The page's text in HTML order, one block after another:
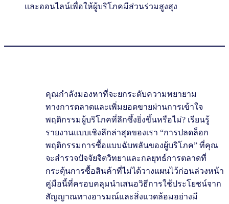
และออนไลน์เพื่อให้ผู้บริโภคมีส่วนร่วมสูงสุง
คุณกำลังมองหาที่จะยกระดับความพยายาม
ทางการตลาดและเพิ่มยอดขายผ่านการเข้าใจ
พฤติกรรมผู้บริโภคที่ลึกซึ้งยิ่งขึ้นหรือไม่? เรียนรู้
รายงานแบบเชิงลึกล่าสุดของเรา “การปลดล็อก
พฤติกรรมการซื้อแบบฉับพลันของผู้บริโภค” ที่คุณ
จะสำรวจปัจจัยจิตวิทยาและกลยุทธ์การตลาดที่
กระตุ้นการซื้อสินค้าที่ไม่ได้วางแผนไว้ก่อนล่วงหน้า
คู่มือนี้ที่ครอบคลุมนำเสนอวิธีการใช้ประโยชน์จาก
สัญญาณทางอารมณ์และสิ่งแวดล้อมอย่างมี